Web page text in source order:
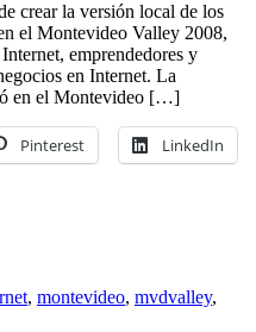
crear la versión local de los
el Montevideo Valley 2008,
emprendedores y
en Internet. La
en el Montevideo […]
Pinterest LinkedIn
, montevideo, mvdvalley,